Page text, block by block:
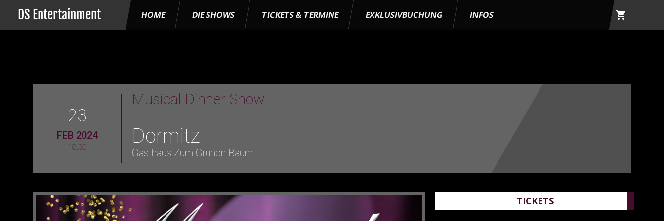
DS Entertainment HOME DIE SHOWS TICKETS & TERMINE EXKLUSIVBUCHUNG INFOS shopping_cart
23
FEB 2024
18:30
Musical Dinner Show
Dormitz
Gasthaus Zum Grünen Baum
TICKETS